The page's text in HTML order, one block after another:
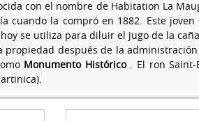
con el nombre de Habitation La
cuando la compró en 1882. Este
se utiliza para diluir el jugo de la
propiedad después de la
Monumento Histórico. El ron